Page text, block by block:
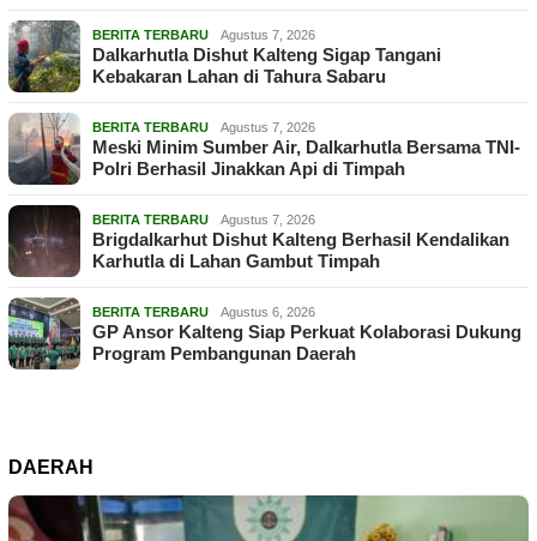
BERITA TERBARU Agustus 7, 2026
Dalkarhutla Dishut Kalteng Sigap Tangani
Kebakaran Lahan di Tahura Sabaru
BERITA TERBARU Agustus 7, 2026
Meski Minim Sumber Air, Dalkarhutla Bersama TNI-
Polri Berhasil Jinakkan Api di Timpah
BERITA TERBARU Agustus 7, 2026
Brigdalkarhut Dishut Kalteng Berhasil Kendalikan
Karhutla di Lahan Gambut Timpah
BERITA TERBARU Agustus 6, 2026
GP Ansor Kalteng Siap Perkuat Kolaborasi Dukung
Program Pembangunan Daerah
DAERAH